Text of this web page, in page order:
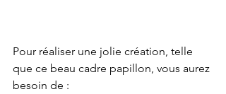
Pour réaliser une jolie création, telle
que ce beau cadre papillon, vous aurez
besoin de :